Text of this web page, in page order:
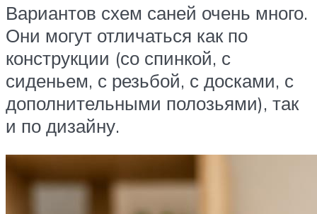
Вариантов схем саней очень много.
Они могут отличаться как по
конструкции (со спинкой, с
сиденьем, с резьбой, с досками, с
дополнительными полозьями), так
и по дизайну.